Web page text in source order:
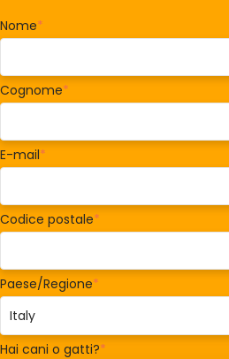
Nome*
Cognome*
E-mail*
Codice postale*
Paese/Regione*
Hai cani o gatti?*